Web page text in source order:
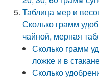
Таблица мер и
Сколько грамм
чайной, мерная
Сколько грамм
ложке и в
Сколько